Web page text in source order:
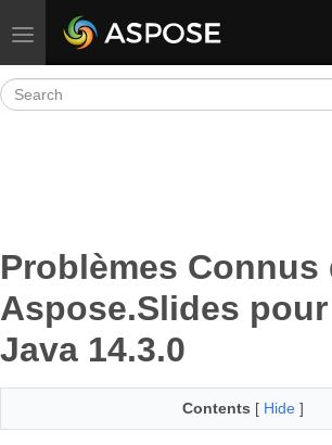
Toggle navigation
Problèmes Connus
Aspose.Slides pour
Java 14.3.0
Contents [ Hide ]